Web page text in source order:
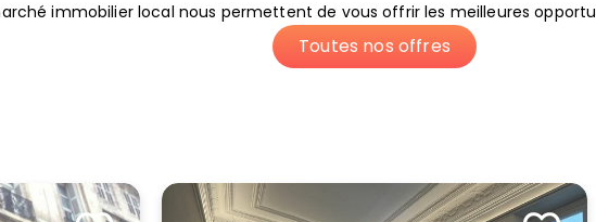
immobilier local nous permettent de vous offrir les meilleures
Toutes nos offres